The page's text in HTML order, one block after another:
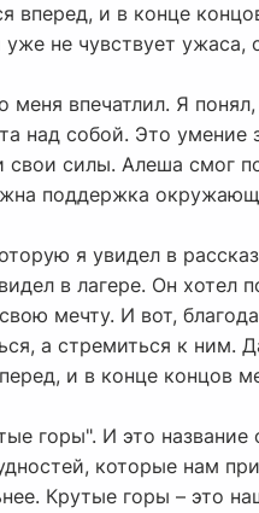
вперед, и в конце
не чувствует ужаса,
меня впечатлил. Я
над собой. Это умение
свои силы. Алеша смог
поддержка
я увидел в
в лагере. Он хотел
мечту. И вот,
а стремиться к ним.
и в конце концов
горы". И это
которые нам
Крутые горы – это